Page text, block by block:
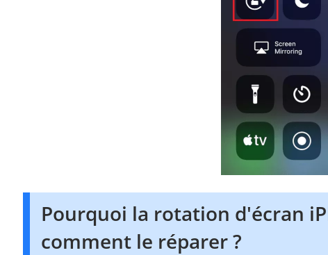
Pourquoi la rotation d'écran
comment le réparer ?